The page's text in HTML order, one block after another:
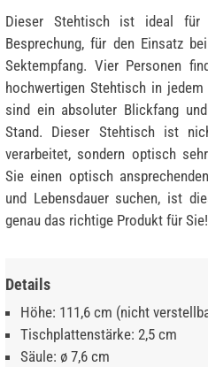
Dieser Stehtisch ist ideal für
Besprechung, für den Einsatz
Sektempfang. Vier Personen
hochwertigen Stehtisch in
sind ein absoluter Blickfang
Stand. Dieser Stehtisch ist
verarbeitet, sondern optisch
Sie einen optisch
und Lebensdauer suchen, ist
genau das richtige Produkt für Sie!
Details
Höhe: 111,6 cm (nicht
Tischplattenstärke: 2,5 cm
Säule: ø 7,6 cm